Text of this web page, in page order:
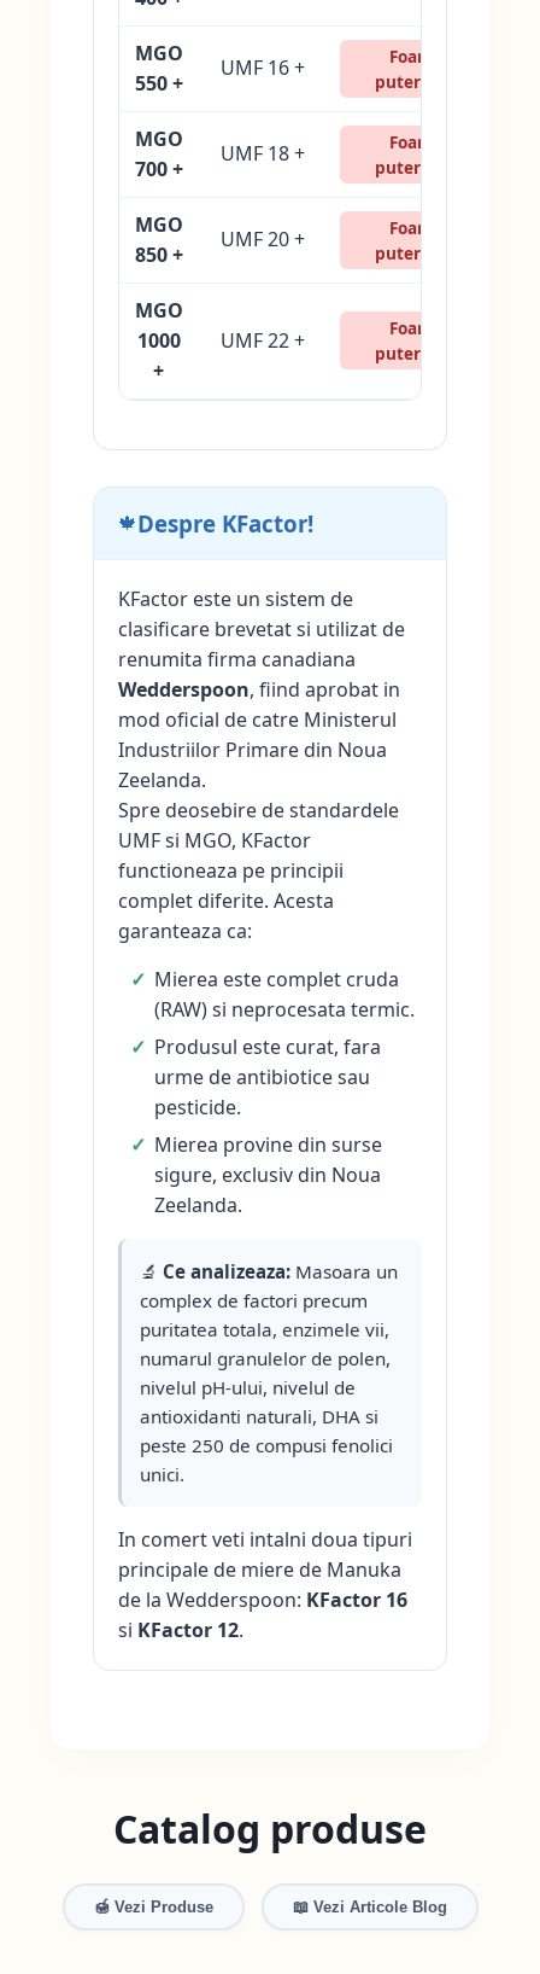
MGO
550 +
UMF 16 +
Foarte
puternică
MGO
700 +
UMF 18 +
Foarte
puternică
MGO
850 +
UMF 20 +
Foarte
puternică
MGO
1000
+
UMF 22 +
Foarte
puternică
🍁Despre KFactor!
KFactor este un sistem de
clasificare brevetat si utilizat de
renumita firma canadiana
Wedderspoon, fiind aprobat in
mod oficial de catre Ministerul
Industriilor Primare din Noua
Zeelanda.
Spre deosebire de standardele
UMF si MGO, KFactor
functioneaza pe principii
complet diferite. Acesta
garanteaza ca:
Mierea este complet cruda
(RAW) si neprocesata termic.
Produsul este curat, fara
urme de antibiotice sau
pesticide.
Mierea provine din surse
sigure, exclusiv din Noua
Zeelanda.
🔬 Ce analizeaza: Masoara un
complex de factori precum
puritatea totala, enzimele vii,
numarul granulelor de polen,
nivelul pH-ului, nivelul de
antioxidanti naturali, DHA si
peste 250 de compusi fenolici
unici.
In comert veti intalni doua tipuri
principale de miere de Manuka
de la Wedderspoon: KFactor 16
si KFactor 12.
Catalog produse
🍯 Vezi Produse 📖 Vezi Articole Blog